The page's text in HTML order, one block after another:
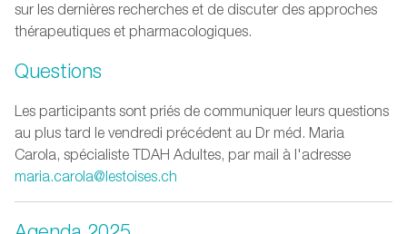
sur les dernières recherches et de discuter des approches
thérapeutiques et pharmacologiques.
Questions
Les participants sont priés de communiquer leurs questions
au plus tard le vendredi précédent au Dr méd. Maria
Carola, spécialiste TDAH Adultes, par mail à l'adresse
maria.carola@lestoises.ch